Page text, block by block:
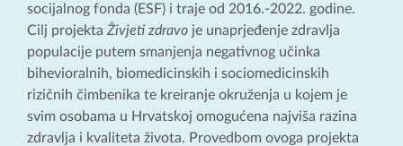
socijalnog fonda (ESF) i traje od 2016.-2022. godine.
Cilj projekta Živjeti zdravo je unaprjeđenje zdravlja
populacije putem smanjenja negativnog učinka
bihevioralnih, biomedicinskih i sociomedicinskih
rizičnih čimbenika te kreiranje okruženja u kojem je
svim osobama u Hrvatskoj omogućena najviša razina
zdravlja i kvaliteta života. Provedbom ovoga projekta